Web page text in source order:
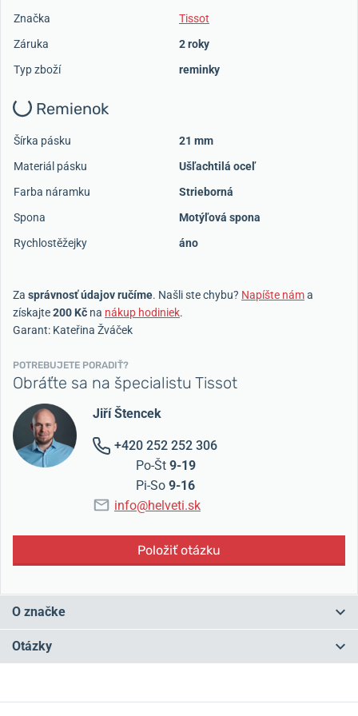
Značka
Tissot
Záruka
2 roky
Typ zboží
reminky
Remienok
Šírka pásku
21 mm
Materiál pásku
Ušľachtilá oceľ
Farba náramku
Strieborná
Spona
Motýľová spona
Rychlostěžejky
áno
Za správnosť údajov ručíme. Našli ste chybu? Napíšte náma
získajte200 Kč na nákup hodiniek.
Garant: Kateřina Žváček
POTREBUJETE PORADIŤ?
Obráťte sa na špecialistu Tissot
Jiří Štencek
+420 252 252 306
Po-Št 9-19
Pi-So 9-16
info@helveti.sk
Položiť otázku
O značke
najväčšieho
Otázky
Máte otázku? Zanechajte nám komentár